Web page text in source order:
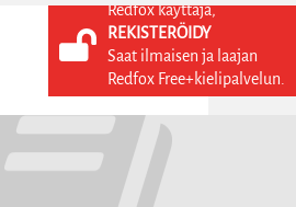
KIRJAUDU SISÄÄN
REKISTERÖIDY
Redfox käyttäjä,
REKISTERÖIDY
Saat ilmaisen ja laajan
Redfox Free+kielipalvelun.